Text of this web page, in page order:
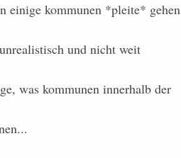
einige kommunen *pleite* gehen
und nicht weit
was kommunen innerhalb der